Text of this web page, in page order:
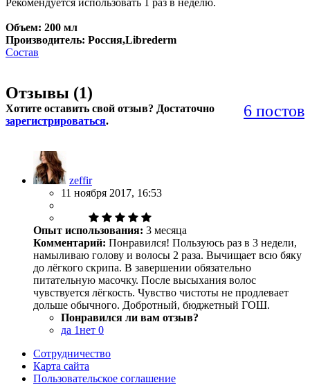
Объем: 200 мл
Производитель: Россия,Librederm
Состав
Отзывы (1)
6 постов
Хотите оставить свой отзыв? Достаточно
зарегистрироваться.
zeffir
11 ноября 2017, 16:53
Опыт использования: 3 месяца
Комментарий: Понравился! Пользуюсь раз в 3 недели,
намыливаю голову и волосы 2 раза. Вычищает всю бяку
до лёгкого скрипа. В завершении обязательно
питательную масочку. После высыхания волос
чувствуется лёгкость. Чувство чистоты не продлевает
дольше обычного. Добротный, бюджетный ГОШ.
Понравился ли вам отзыв?
да 1нет 0
Сотрудничество
Карта сайта
Пользовательское соглашение